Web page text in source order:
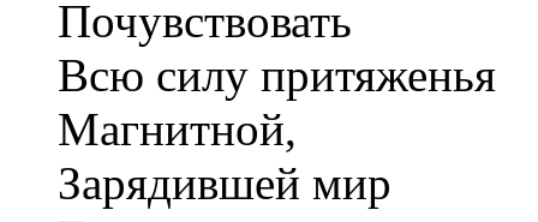
Почувствовать
Всю силу притяженья
Магнитной,
Зарядившей мир